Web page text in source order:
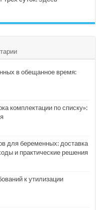
в обещанное время:
комплектации по списку»:
для беременных: доставка
и практические решения
к утилизации